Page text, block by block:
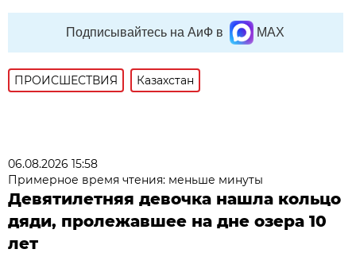
Подписывайтесь на АиФ в MAX
ПРОИСШЕСТВИЯ Казахстан
06.08.2026 15:58
Примерное время чтения: меньше минуты
Девятилетняя девочка нашла кольцо
дяди, пролежавшее на дне озера 10
лет